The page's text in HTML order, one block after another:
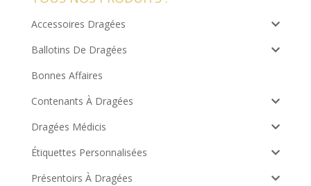
Accessoires Dragées
Ballotins De Dragées
Bonnes Affaires
Contenants À Dragées
Dragées Médicis
Étiquettes Personnalisées
Présentoirs À Dragées